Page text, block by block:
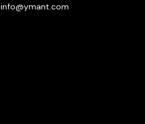
info@ymant.com